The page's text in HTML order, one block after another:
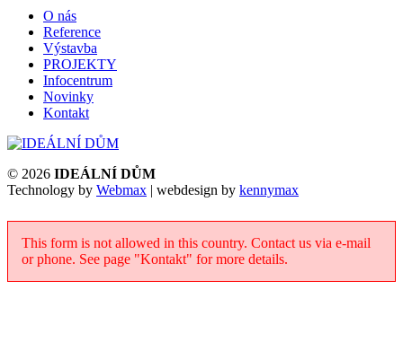
O nás
Reference
Výstavba
PROJEKTY
Infocentrum
Novinky
Kontakt
© 2026 IDEÁLNÍ DŮM
Technology by Webmax | webdesign by kennymax
This form is not allowed in this country. Contact us via e-mail
or phone. See page "Kontakt" for more details.